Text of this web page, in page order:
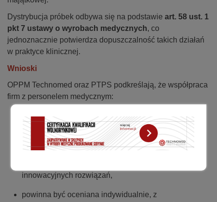
Dystrybucja próbek odbywa się na podstawie art. 58 ust. 1
pkt 7 ustawy o wyrobach medycznych, co
jednoznacznie potwierdza dopuszczalność takich działań
w praktyce klinicznej.
Wnioski
OPPM Technomed oraz PTPS podkreślają, że współpraca
firm z personelem medycznym:
ma kluczowe znaczenie dla jakości opieki nad
pacjentami stomijnymi,
innowacyjnych rozwiązań,
powinna być oceniana indywidualnie, z